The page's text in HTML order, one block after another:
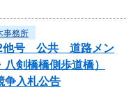
事務所
他号 公共 道路メン
剣橋橋側歩道橋）
争入札公告